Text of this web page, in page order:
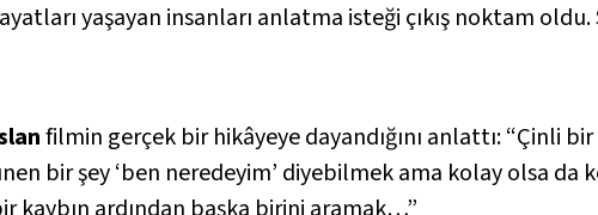
yaşayan insanları anlatma isteği çıkış noktam
filmin gerçek bir hikâyeye dayandığını anlattı: “Çinli bir
bir şey ‘ben neredeyim’ diyebilmek ama kolay olsa